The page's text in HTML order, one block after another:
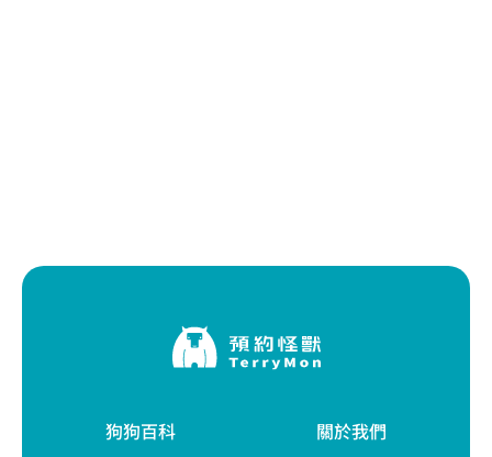
狗狗百科 關於我們